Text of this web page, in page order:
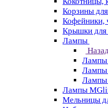
Корзины
Кофейники,
Крышки для
Лампы
Лампы
Лампы
Лампы
Лампы
Мельницы